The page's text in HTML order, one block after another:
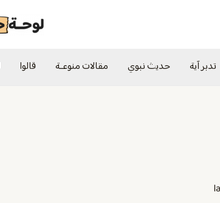
تدبر آية حديث نبوي مقالات منوعــة قالوا